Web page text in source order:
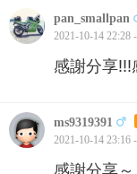
pan_smallpan
2021-10-14 22:28
感謝分享!!!
ms9319391
2021-10-14 23:16
感謝分享～